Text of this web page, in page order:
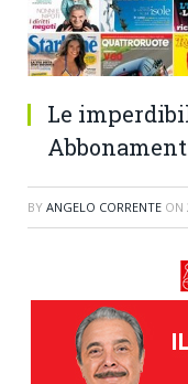
Le
BY ANGELO CORRENTE ON